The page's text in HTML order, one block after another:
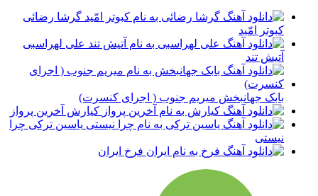
گرشا رضائی
کبوتر امّید
علی لهراسبی
آتیش تند
بابک جهانبخش میریم جنوب ( اجرای کنسرت)
کیارش آخرین پرواز
یاسین ترکی چرا
نیستی
فرخ ایران